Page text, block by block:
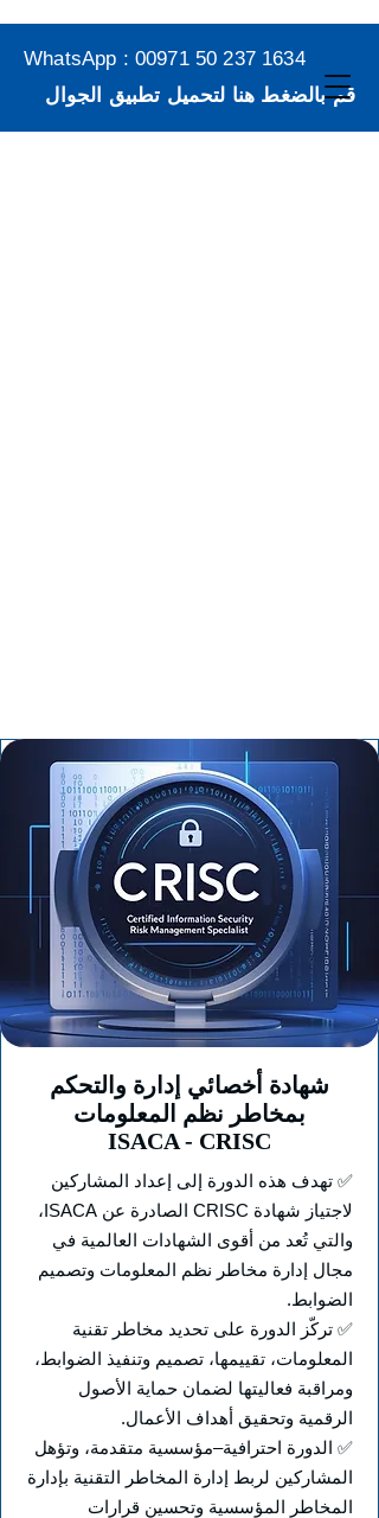
WhatsApp : 00971 50 237 1634
قم بالضغط هنا لتحميل تطبيق الجوال
شهادة أخصائي إدارة والتحكم
بمخاطر نظم المعلومات
ISACA - CRISC
✅ تهدف هذه الدورة إلى إعداد المشاركين
لاجتياز شهادة CRISC الصادرة عن ISACA،
والتي تُعد من أقوى الشهادات العالمية في
مجال إدارة مخاطر نظم المعلومات وتصميم
الضوابط.
✅ تركّز الدورة على تحديد مخاطر تقنية
المعلومات، تقييمها، تصميم وتنفيذ الضوابط،
ومراقبة فعاليتها لضمان حماية الأصول
الرقمية وتحقيق أهداف الأعمال.
✅ الدورة احترافية–مؤسسية متقدمة، وتؤهل
المشاركين لربط إدارة المخاطر التقنية بإدارة
المخاطر المؤسسية وتحسين قرارات